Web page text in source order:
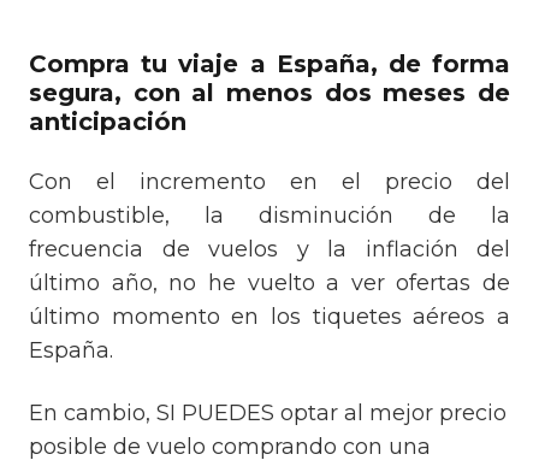
Compra tu viaje a España, de forma
segura, con al menos dos meses de
anticipación
Con el incremento en el precio del
combustible, la disminución de la
frecuencia de vuelos y la inflación del
último año, no he vuelto a verofertas de
último momento en los tiquetes aéreos a
España.
En cambio, SI PUEDES optar al mejor precio
posible de vuelo comprando con una